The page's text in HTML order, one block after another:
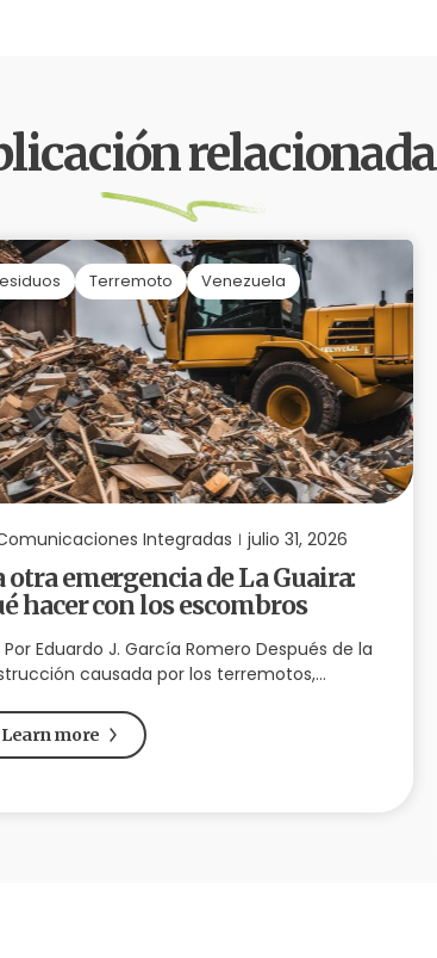
relacionada
Terremoto Venezuela
Integradas julio 31, 2026
otra emergencia de La Guaira:
hacer con los escombros
Eduardo J. García Romero Después de la
causada por los terremotos,…
Learn more